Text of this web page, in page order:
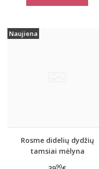
Naujiena
Rosme didelių dydžių
tamsiai mėlyna
90